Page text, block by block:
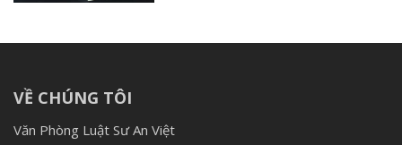
VỀ CHÚNG TÔI
Văn Phòng Luật Sư An Việt